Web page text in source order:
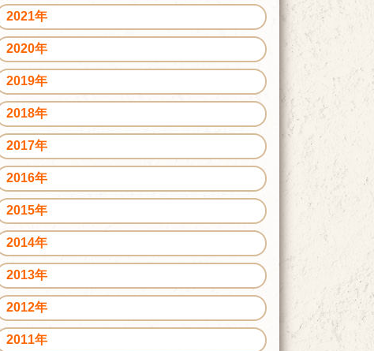
2021年
2020年
2019年
2018年
2017年
2016年
2015年
2014年
2013年
2012年
2011年